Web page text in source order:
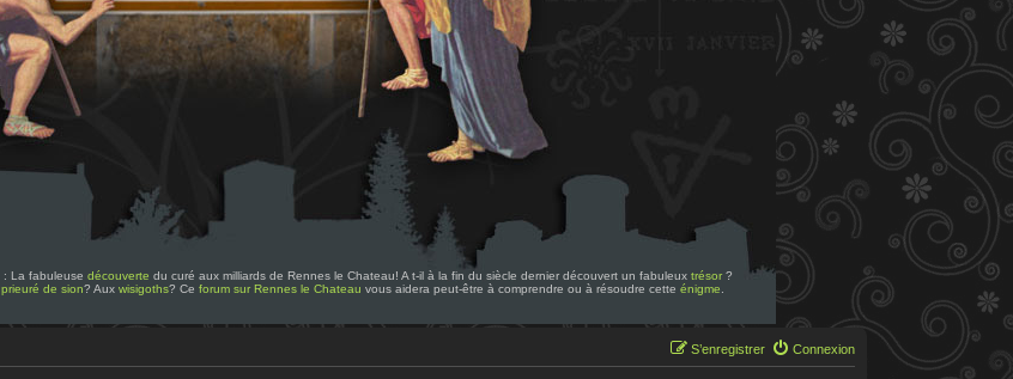
: La fabuleuse découverte du curé aux milliards de Rennes le Chateau! A t-il à la fin du siècle dernier découvert un fabuleux trésor ?
prieuré de sion? Aux wisigoths? Ce forum sur Rennes le Chateau vous aidera peut-être à comprendre ou à résoudre cette énigme
Connexion
S’enregistrer